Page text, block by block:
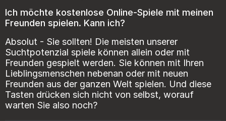
Ich möchte kostenlose Online-Spiele mit meinen
Freunden spielen. Kann ich?
Absolut - Sie sollten! Die meisten unserer
Suchtpotenzial spiele können allein oder mit
Freunden gespielt werden. Sie können mit Ihren
Lieblingsmenschen nebenan oder mit neuen
Freunden aus der ganzen Welt spielen. Und diese
Tasten drücken sich nicht von selbst, worauf
warten Sie also noch?